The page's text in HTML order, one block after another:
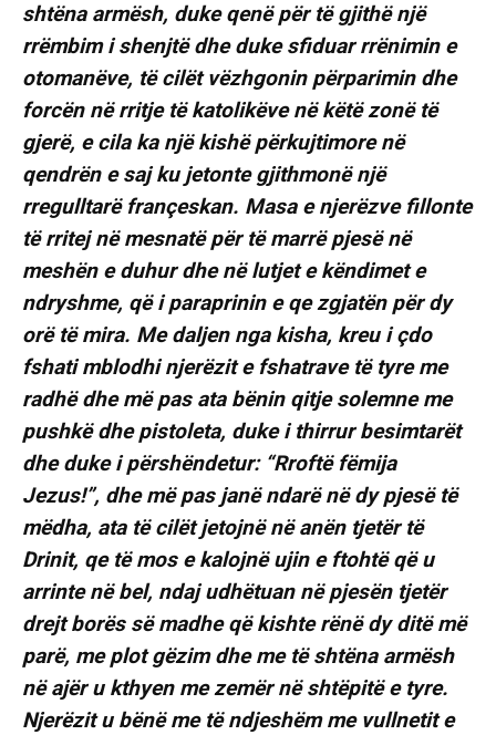
shtëna armësh, duke qenë për të gjithë një
rrëmbim i shenjtë dhe duke sfiduar rrënimin e
otomanëve, të cilët vëzhgonin përparimin dhe
forcën në rritje të katolikëve në këtë zonë të
gjerë, e cila ka një kishë përkujtimore në
qendrën e saj ku jetonte gjithmonë një
rregulltarë françeskan. Masa e njerëzve fillonte
të rritej në mesnatë për të marrë pjesë në
meshën e duhur dhe në lutjet e këndimet e
ndryshme, që i paraprinin e qe zgjatën për dy
orë të mira. Me daljen nga kisha, kreu i çdo
fshati mblodhi njerëzit e fshatrave të tyre me
radhë dhe më pas ata bënin qitje solemne me
pushkë dhe pistoleta, duke i thirrur besimtarët
dhe duke i përshëndetur: “Rroftë fëmija
Jezus!”, dhe më pas janë ndarë në dy pjesë të
mëdha, ata të cilët jetojnë në anën tjetër të
Drinit, qe të mos e kalojnë ujin e ftohtë që u
arrinte në bel, ndaj udhëtuan në pjesën tjetër
drejt borës së madhe që kishte rënë dy ditë më
parë, me plot gëzim dhe me të shtëna armësh
në ajër u kthyen me zemër në shtëpitë e tyre.
Njerëzit u bënë me të ndjeshëm me vullnetit e